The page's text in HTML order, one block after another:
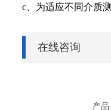
c 、为适应不同介质
在线咨询
产品